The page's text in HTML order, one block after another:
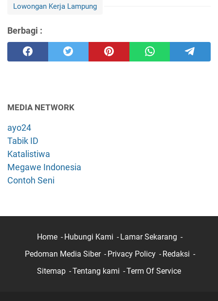
Lowongan Kerja Lampung
Berbagi :
MEDIA NETWORK
ayo24
Tabik ID
Katalistiwa
Megawe Indonesia
Contoh Seni
Home Hubungi Kami
Lamar Sekarang
Pedoman Media Siber
Privacy Policy
Redaksi
Sitemap
Tentang kami Term Of Service